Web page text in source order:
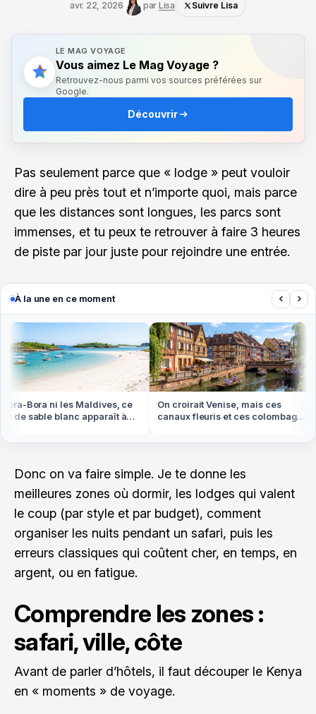
avr. 22, 2026 par Lisa Suivre Lisa
LE MAG VOYAGE
Vous aimez Le Mag Voyage ?
Retrouvez-nous parmi vos sources préférées sur
Google.
Découvrir
Pas seulement parce que « lodge » peut vouloir
dire à peu près tout et n’importe quoi, mais parce
que les distances sont longues, les parcs sont
immenses, et tu peux te retrouver à faire 3 heures
de piste par jour juste pour rejoindre une entrée.
À la une en ce moment ‹ ›
Bora ni les Maldives, ce
de sable blanc apparaît à
On croirait Venise, mais ces
canaux fleuris et ces colombages
Donc on va faire simple. Je te donne les
meilleures zones où dormir, les lodges qui valent
le coup (par style et par budget), comment
organiser les nuits pendant un safari, puis les
erreurs classiques qui coûtent cher, en temps, en
argent, ou en fatigue.
Comprendre les zones :
safari, ville, côte
Avant de parler d’hôtels, il faut découper le Kenya
en « moments » de voyage.